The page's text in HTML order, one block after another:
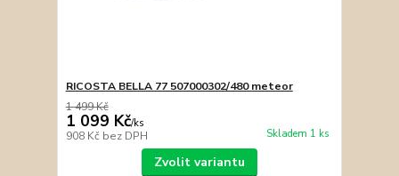
RICOSTA BELLA 77 507000302/480 meteor
1 499 Kč
1 099 Kč/ks
908 Kč bez DPH Skladem 1 ks
Zvolit variantu